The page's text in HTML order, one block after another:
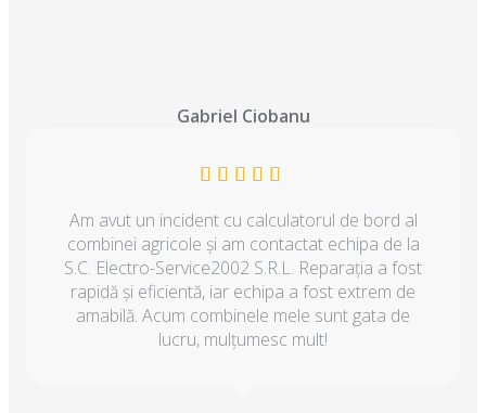
Gabriel Ciobanu
Am avut un incident cu calculatorul de bord al
combinei agricole și am contactat echipa de la
S.C. Electro-Service2002 S.R.L. Reparația a fost
rapidă și eficientă, iar echipa a fost extrem de
amabilă. Acum combinele mele sunt gata de
lucru, mulțumesc mult!